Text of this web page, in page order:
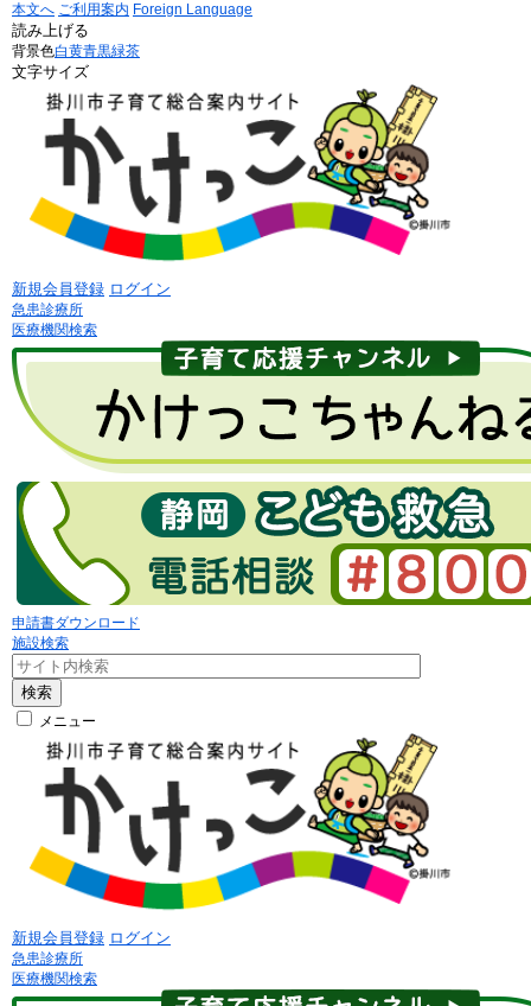
本文へ ご利用案内 Foreign Language
読み上げる
背景色白黄青黒緑茶
文字サイズ
新規会員登録 ログイン
急患診療所
医療機関検索
申請書ダウンロード
施設検索
検索
メニュー
新規会員登録 ログイン
急患診療所
医療機関検索